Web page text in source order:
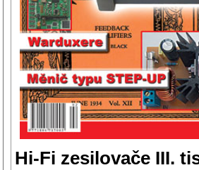
Hi-Fi zesilovače III.